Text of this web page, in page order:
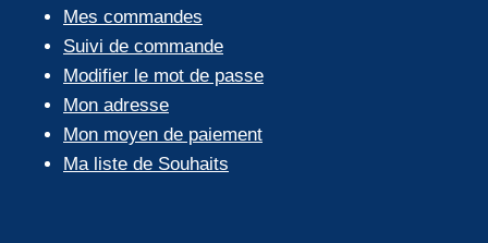
Mes commandes
Suivi de commande
Modifier le mot de passe
Mon adresse
Mon moyen de paiement
Ma liste de Souhaits